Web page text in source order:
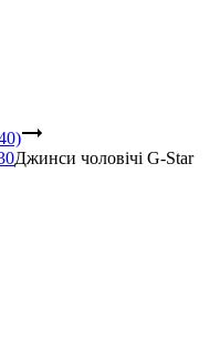
Джинси чоловічі G-Star